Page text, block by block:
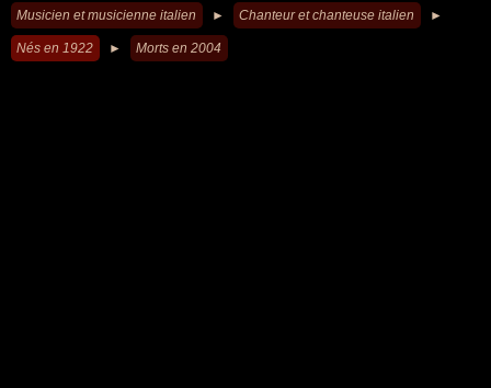
Musicien et musicienne italien ► Chanteur et chanteuse italien ►
Nés en 1922 ► Morts en 2004